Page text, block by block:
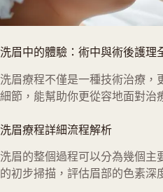
洗眉中的體驗：術中與術後護理
洗眉療程不僅是一種技術治療，
細節，能幫助你更從容地面對治
洗眉療程詳細流程解析
洗眉的整個過程可以分為幾個主
的初步掃描，評估眉部的色素深